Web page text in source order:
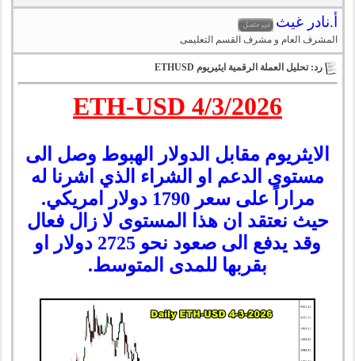
أ.نادر غيث
المشرف العام و مشرف القسم التعليمى
رد: تحليل العملة الرقمية ايثيريوم ETHUSD
ETH-USD 4/3/2026
الايثريوم مقابل الدولار الهبوط وصل الى
مستوى الدعم او الشراء الذي اشرنا له
مراراً على سعر 1790 دولار امريكي.
حيث نعتقد ان هذا المستوى لا زال فعال
وقد يدفع الى صعود نحو 2725 دولار او
بقربها للمدى المتوسط.